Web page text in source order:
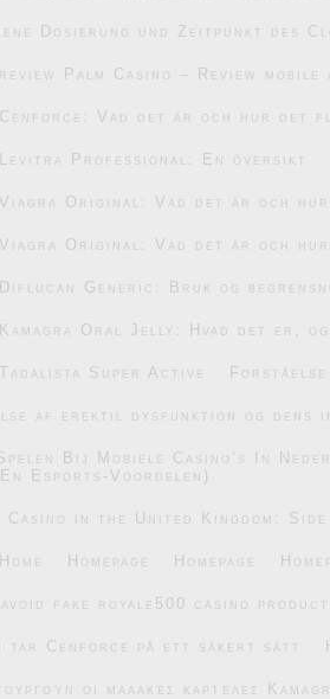
Dosierung und Zeitpunkt des
Palm Casino – Review
Vad det är och hur det
Professional: En översikt
Original: Vad det är och
Original: Vad det är och
Generic: Bruk og
Oral Jelly: Hvad det er,
Super Active
af erektil dysfunktion og dens
Bij Mobiele Casino’s In
Esports-Voordelen)
Casino in the United Kingdom:
Home Homepage Homepage
fake royale500 casino
tar Cenforce på ett säkert sätt
οι μαλακές καρτέλες